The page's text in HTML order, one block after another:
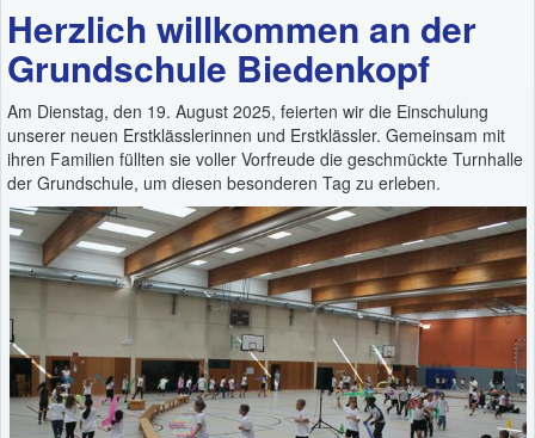
Herzlich willkommen an der
Grundschule Biedenkopf
Am Dienstag, den 19. August 2025, feierten wir die Einschulung
unserer neuen Erstklässlerinnen und Erstklässler. Gemeinsam mit
ihren Familien füllten sie voller Vorfreude die geschmückte Turnhalle
der Grundschule, um diesen besonderen Tag zu erleben.